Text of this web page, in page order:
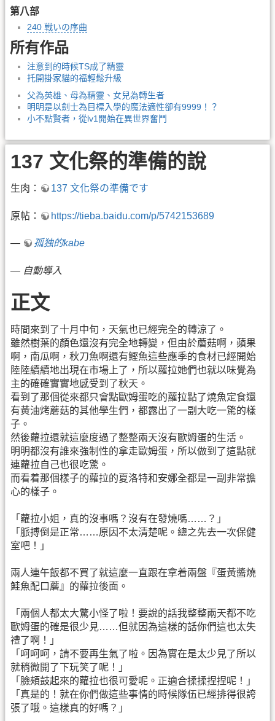
第八部
240 戦いの序曲
所有作品
注意到的時候TS成了精靈
托開掛家貓的福輕鬆升級
父為英雄、母為精靈、女兒為轉生者
明明是以劍士為目標入學的魔法適性卻有9999！？
小不點賢者，從lv1開始在異世界奮鬥
137 文化祭的準備的說
生肉： 137 文化祭の準備です
原帖： https://tieba.baidu.com/p/5742153689
— 孤独的kabe
— 自動導入
正文
時間來到了十月中旬，天氣也已經完全的轉涼了。
雖然樹葉的顏色還沒有完全地轉變，但由於蘑菇啊，蘋果
啊，南瓜啊，秋刀魚啊還有鰹魚這些應季的食材已經開始
陸陸續續地出現在市場上了，所以蘿拉她們也就以味覺為
主的確確實實地感受到了秋天。
看到了那個從來都只會點歐姆蛋吃的蘿拉點了燒魚定食還
有黃油烤蘑菇的其他學生們，都露出了一副大吃一驚的樣
子。
然後蘿拉還就這麼度過了整整兩天沒有歐姆蛋的生活。
明明都沒有誰來強制性的拿走歐姆蛋，所以做到了這點就
連蘿拉自己也很吃驚。
而看着那個樣子的蘿拉的夏洛特和安娜全都是一副非常擔
心的樣子。
「蘿拉小姐，真的沒事嗎？沒有在發燒嗎……？」
「脈搏倒是正常……原因不太清楚呢。總之先去一次保健
室吧！」
兩人連午飯都不買了就這麼一直跟在拿着兩盤『蛋黃醬燒
鮭魚配口蘑』的蘿拉後面。
「兩個人都太大驚小怪了啦！要說的話我整整兩天都不吃
歐姆蛋的確是很少見……但就因為這樣的話你們這也太失
禮了啊！」
「呵呵呵，請不要再生氣了啦。因為實在是太少見了所以
就稍微開了下玩笑了呢！」
「臉頰鼓起來的蘿拉也很可愛呢。正適合揉揉捏捏呢！」
「真是的！就在你們做這些事情的時候隊伍已經排得很誇
張了哦。這樣真的好嗎？」